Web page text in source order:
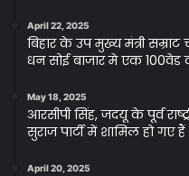
April 22, 2025
बिहार के उप मुख्य मंत्री
धन सोई बाजार मे एक
May 18, 2025
आरसीपी सिंह, जदयू के पूर्व
सुराज पार्टी में शामिल हो गए हैं
April 20, 2025